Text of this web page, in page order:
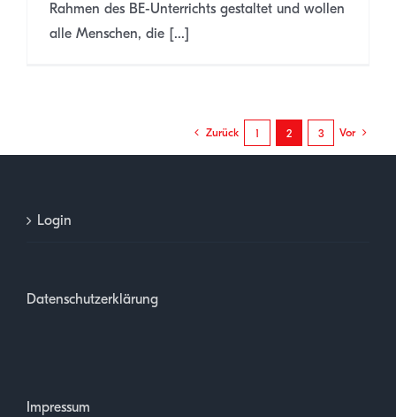
Rahmen des BE-Unterrichts gestaltet und wollen
alle Menschen, die [...]
Zurück 1 2 3 Vor
Login
Datenschutzerklärung
Impressum